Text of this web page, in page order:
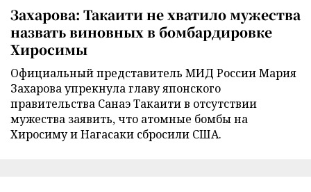
Захарова: Такаити не хватило мужества
назвать виновных в бомбардировке
Хиросимы
Официальный представитель МИД России Мария
Захарова упрекнула главу японского
правительства Санаэ Такаити в отсутствии
мужества заявить, что атомные бомбы на
Хиросиму и Нагасаки сбросили США.